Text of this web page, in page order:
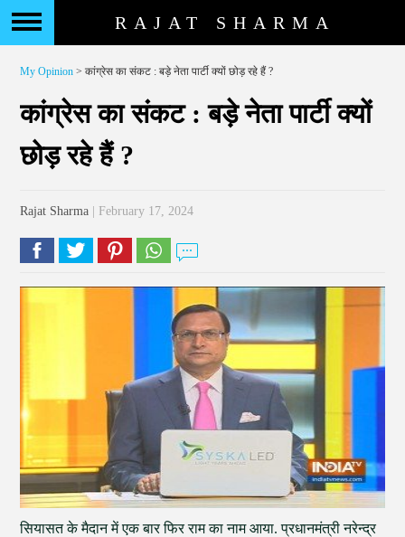
RAJAT SHARMA
My Opinion > कांग्रेस का संकट : बड़े नेता पार्टी क्यों छोड़ रहे हैं ?
कांग्रेस का संकट : बड़े नेता पार्टी क्यों
छोड़ रहे हैं ?
Rajat Sharma | February 17, 2024
सियासत के मैदान में एक बार फिर राम का नाम आया. प्रधानमंत्री नरेन्द्र